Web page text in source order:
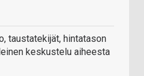
taustatekijät, hintatason
keskustelu aiheesta